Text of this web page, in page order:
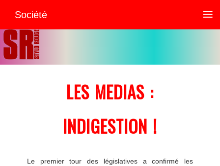
LES MEDIAS :
INDIGESTION !
Le premier tour des législatives a confirmé les
Société ≡